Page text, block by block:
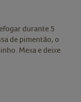
durante 5
de pimentão, o
Mexa e deixe